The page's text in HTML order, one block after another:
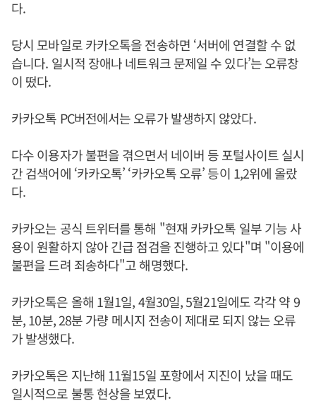
다.
당시 모바일로 카카오톡을 전송하면 ‘서버에 연결할 수 없
습니다. 일시적 장애나 네트워크 문제일 수 있다’는 오류창
이 떴다.
카카오톡 PC버전에서는 오류가 발생하지 않았다.
다수 이용자가 불편을 겪으면서 네이버 등 포털사이트 실시
간 검색어에 ‘카카오톡’ ‘카카오톡 오류’ 등이 1,2위에 올랐
다.
카카오는 공식 트위터를 통해 "현재 카카오톡 일부 기능 사
용이 원활하지 않아 긴급 점검을 진행하고 있다"며 "이용에
불편을 드려 죄송하다"고 해명했다.
카카오톡은 올해 1월1일, 4월30일, 5월21일에도 각각 약 9
분, 10분, 28분 가량 메시지 전송이 제대로 되지 않는 오류
가 발생했다.
카카오톡은 지난해 11월15일 포항에서 지진이 났을 때도
일시적으로 불통 현상을 보였다.